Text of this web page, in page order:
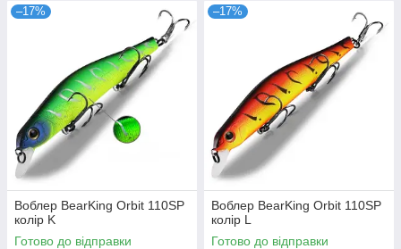
–17%
Воблер BearKing Orbit 110SP
колір K
Готово до відправки
–17%
Воблер BearKing Orbit 110SP
колір L
Готово до відправки